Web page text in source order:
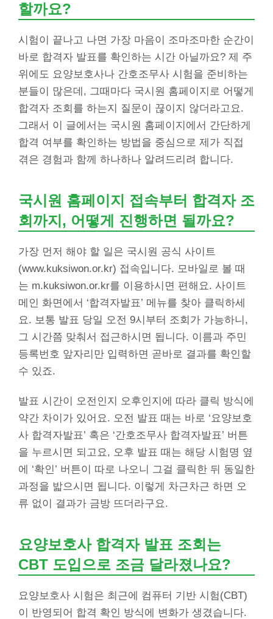
할까요?
시험이 끝나고 나면 가장 마음이 조마조마한 순간이
바로 합격자 발표를 확인하는 시간 아닐까요? 제 주
위에도 요양보호사나 간호조무사 시험을 준비하는
분들이 많은데, 그때마다 국시원 홈페이지로 어떻게
합격자 조회를 하는지 질문이 끊이지 않더라고요.
그래서 이 글에서는 국시원 홈페이지에서 간단하게
합격 여부를 확인하는 방법을 중심으로 제가 직접
겪은 경험과 함께 하나하나 알려드리려 합니다.
국시원 홈페이지 접속부터 합격자 조
회까지, 어떻게 진행하면 될까요?
가장 먼저 해야 할 일은 국시원 공식 사이트
(www.kuksiwon.or.kr) 접속입니다. 모바일로 볼 때
는 m.kuksiwon.or.kr를 이용하시면 편해요. 사이트
메인 화면에서 ‘합격자발표’ 메뉴를 찾아 클릭하세
요. 보통 발표 당일 오전 9시부터 조회가 가능하니,
그 시간쯤 맞춰서 접근하시면 됩니다. 이름과 주민
등록번호 앞자리만 입력하면 곧바로 결과를 확인할
수 있죠.
발표 시간이 오전인지 오후인지에 따라 클릭 방식에
약간 차이가 있어요. 오전 발표 때는 바로 ‘요양보호
사 합격자발표’ 혹은 ‘간호조무사 합격자발표’ 버튼
을 누르시면 되고요, 오후 발표 때는 해당 시험명 옆
에 ‘확인’ 버튼이 따로 나오니 그걸 클릭한 뒤 동일한
과정을 밟으시면 됩니다. 이렇게 차근차근 하면 오
류 없이 결과가 금방 뜨더라구요.
요양보호사 합격자 발표 조회는
CBT 도입으로 조금 달라졌나요?
요양보호사 시험은 최근에 컴퓨터 기반 시험(CBT)
이 반영되어 합격 확인 방식에 변화가 생겼습니다.